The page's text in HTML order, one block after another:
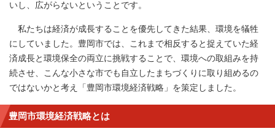
いし、広がらないということです。
私たちは経済が成長することを優先してきた結果、環境を犠牲
にしていました。豊岡市では、これまで相反すると捉えていた経
済成長と環境保全の両立に挑戦することで、環境への取組みを持
続させ、こんな小さな市でも自立したまちづくりに取り組めるの
ではないかと考え「豊岡市環境経済戦略」を策定しました。
豊岡市環境経済戦略とは